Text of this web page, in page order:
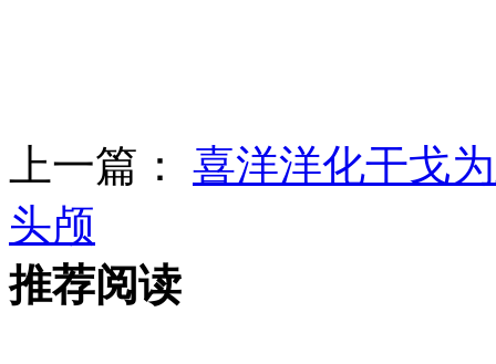
上一篇： 喜洋洋化干戈
头颅
推荐阅读